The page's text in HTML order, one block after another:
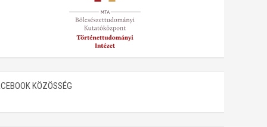
KÖZÖSSÉG